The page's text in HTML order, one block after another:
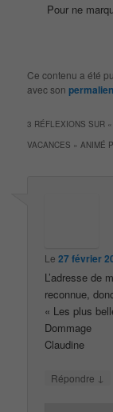
Pour ne
Ce contenu a été
avec sonpermalien
3 RÉFLEXIONS SUR
VACANCES » ANIMÉ
Le27 février
L’adresse de
reconnue,
« Les plus
Dommage
Claudine
Répondre ↓